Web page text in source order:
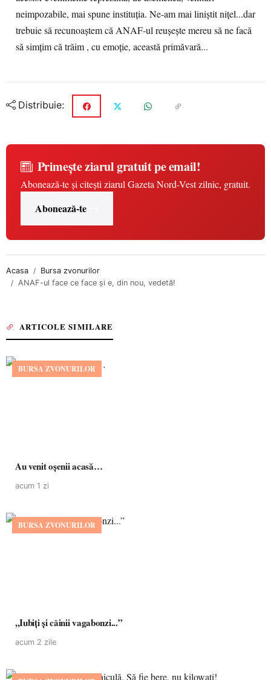
neimpozabile, mai spune instituția. Ne-am mai liniștit nițel...dar
trebuie să recunoaștem că ANAF-ul reușește mereu să ne facă
să simțim că trăim , cu emoție, această primăvară...
Distribuie:
Primește ziarul gratuit pe email!
Abonează-te și citești ziarul Gazeta Nord-Vest zilnic, gratuit.
Abonează-te
Acasa
Bursa zvonurilor
ANAF-ul face ce face și e, din nou, vedetă!
ARTICOLE SIMILARE
BURSA ZVONURILOR
Au venit oșenii acasă…
acum 1 zi
BURSA ZVONURILOR
,,Iubiți și câinii vagabonzi...”
acum 2 zile